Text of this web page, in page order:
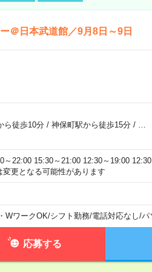
＠日本武道館／9月8日～9日
ら徒歩10分/ 神保町駅から徒歩15分/ …
～22:00 15:30～21:00 12:30～19:00
更となる可能性があります
WワークOK/シフト勤務/電話対応なし/パ
応募する